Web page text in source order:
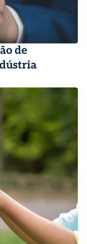
de